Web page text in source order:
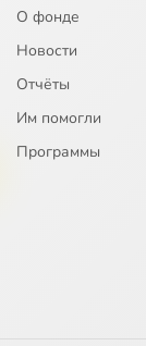
О фонде
Новости
Отчёты
Им помогли
Программы